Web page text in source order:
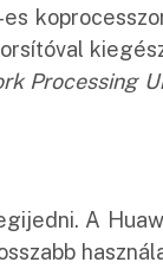
Processing
A